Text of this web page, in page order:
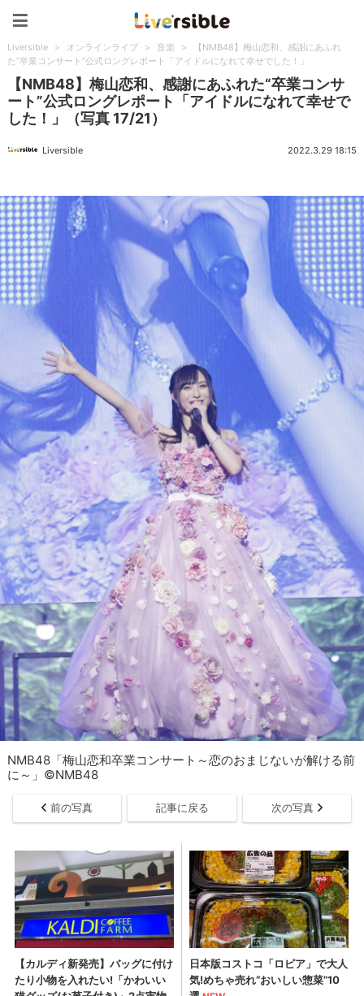
Liversible > オンラインライブ > 音楽 >
【NMB48】梅山恋和、感謝にあふれ
た“卒業コンサート”公式ロングレポート「アイドルになれて幸せでした！」
【NMB48】梅山恋和、感謝にあふれた“卒業コンサ
ート”公式ロングレポート「アイドルになれて幸せで
した！」（写真 17/21）
Liversible 2022.3.29 18:15
NMB48「梅山恋和卒業コンサート～恋のおまじないが解ける前
に～」©NMB48
前の写真 記事に戻る 次の写真